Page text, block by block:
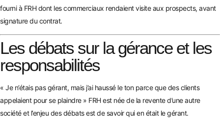
fourni à FRH dont les commerciaux rendaient visite aux prospects, avant
signature du contrat.
Les débats sur la gérance et les
responsabilités
« Je n’étais pas gérant, mais j’ai haussé le ton parce que des clients
appelaient pour se plaindre » FRH est née de la revente d’une autre
société et l’enjeu des débats est de savoir qui en était le gérant.